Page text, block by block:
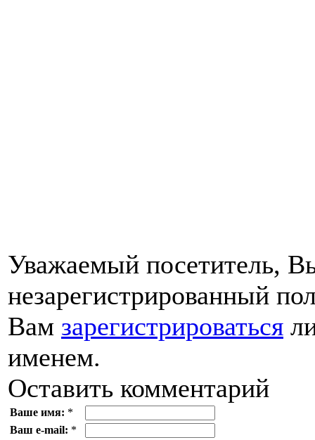
Уважаемый посетитель,
незарегистрированный
Вам зарегистрироваться
именем.
Оставить комментарий
Ваше имя: *
Ваш e-mail: *